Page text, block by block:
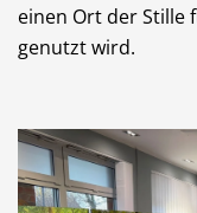
einen Ort der Stille
genutzt wird.